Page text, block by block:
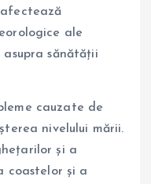
afectează
ale
sănătății
cauzate de
nivelului mării.
și a
coastelor și a